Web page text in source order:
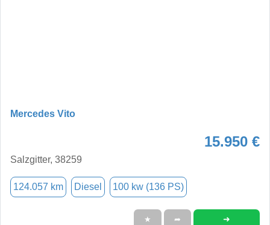
Mercedes Vito
15.950 €
Salzgitter, 38259
124.057 km Diesel 100 kw (136 PS)
★ ➦ ➜